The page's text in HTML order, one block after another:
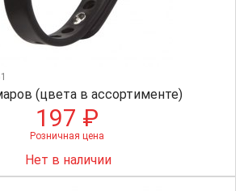
(цвета в ассортименте)
197 ₽
Розничная цена
Нет в наличии